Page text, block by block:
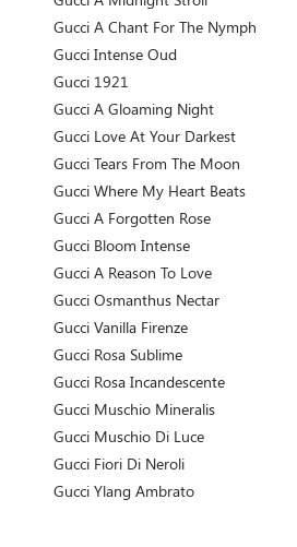
Gucci A Chant For The Nymph
Gucci Intense Oud
Gucci 1921
Gucci A Gloaming Night
Gucci Love At Your Darkest
Gucci Tears From The Moon
Gucci Where My Heart Beats
Gucci A Forgotten Rose
Gucci Bloom Intense
Gucci A Reason To Love
Gucci Osmanthus Nectar
Gucci Vanilla Firenze
Gucci Rosa Sublime
Gucci Rosa Incandescente
Gucci Muschio Mineralis
Gucci Muschio Di Luce
Gucci Fiori Di Neroli
Gucci Ylang Ambrato